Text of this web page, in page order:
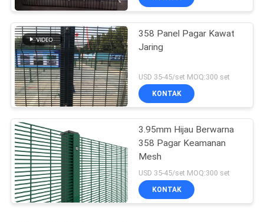
358 Panel Pagar Kawat
Jaring
USD 35-45/set MOQ:300 set
KONTAK
3.95mm Hijau Berwarna
358 Pagar Keamanan
Mesh
USD 35-45/set MOQ:300 set
KONTAK